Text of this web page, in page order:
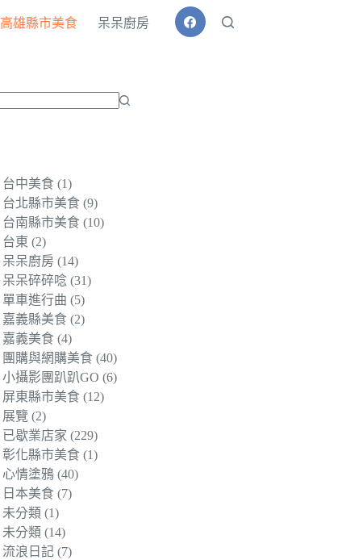
高雄縣市美食 呆呆廚房
台中美食 (1)
台北縣市美食 (9)
台南縣市美食 (10)
台東 (2)
呆呆廚房 (14)
呆呆碎碎唸 (31)
單車進行曲 (5)
嘉義縣美食 (2)
嘉義美食 (4)
團購與網購美食 (40)
小攝影團趴趴GO (6)
屏東縣市美食 (12)
展覽 (2)
已歇業店家 (229)
彰化縣市美食 (1)
心情塗鴉 (40)
日本美食 (7)
未分類 (1)
未分類 (14)
流浪日記 (7)